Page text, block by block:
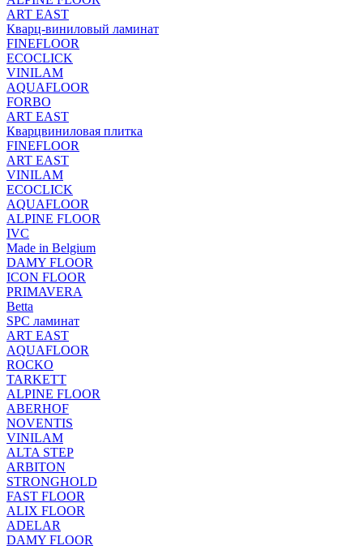
ART EAST
Кварц-виниловый ламинат
FINEFLOOR
ECOCLICK
VINILAM
AQUAFLOOR
FORBO
ART EAST
Кварцвиниловая плитка
FINEFLOOR
ART EAST
VINILAM
ECOCLICK
AQUAFLOOR
ALPINE FLOOR
IVC
Made in Belgium
DAMY FLOOR
ICON FLOOR
PRIMAVERA
Betta
SPC ламинат
ART EAST
AQUAFLOOR
ROCKO
TARKETT
ALPINE FLOOR
ABERHOF
NOVENTIS
VINILAM
ALTA STEP
ARBITON
STRONGHOLD
FAST FLOOR
ALIX FLOOR
ADELAR
DAMY FLOOR